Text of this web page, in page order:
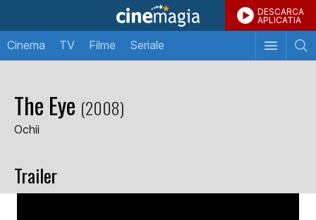
DESCARCA
APLICATIA
Cinema TV Filme Seriale
The Eye (2008)
Ochii
Trailer